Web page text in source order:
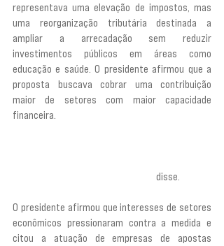
representava uma elevação de impostos, mas
uma reorganização tributária destinada a
ampliar a arrecadação sem reduzir
investimentos públicos em áreas como
educação e saúde. O presidente afirmou que a
proposta buscava cobrar uma contribuição
maior de setores com maior capacidade
financeira.
disse.
O presidente afirmou que interesses de setores
econômicos pressionaram contra a medida e
citou a atuação de empresas de apostas